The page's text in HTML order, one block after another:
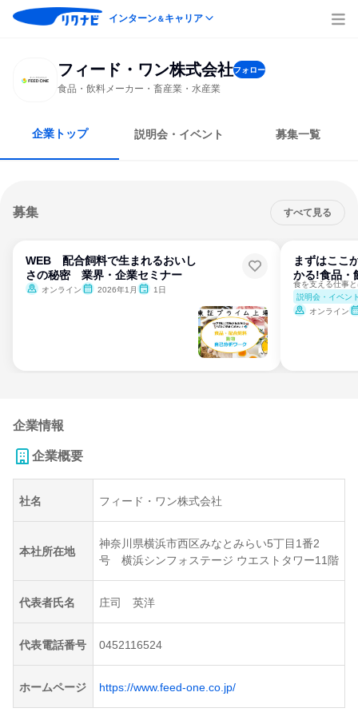
インターン＆キャリア
フィード・ワン株式会社フォロー
食品・飲料メーカー・畜産業・水産業
企業トップ 説明会・イベント 募集一覧
募集 すべて見る
WEB 配合飼料で生まれるおいし
さの秘密 業界・企業セミナー
オンライン 2026年1月 1日
まずはここ
かる!食品・
説明会・イベン
オンライン
企業情報
企業概要
社名 フィード・ワン株式会社
本社所在地
神奈川県横浜市西区みなとみらい5丁目1番2
号 横浜シンフォステージ ウエストタワー11階
代表者氏名 庄司 英洋
代表電話番号 0452116524
ホームページ https://www.feed-one.co.jp/